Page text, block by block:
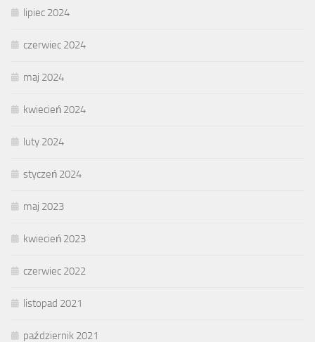
lipiec 2024
czerwiec 2024
maj 2024
kwiecień 2024
luty 2024
styczeń 2024
maj 2023
kwiecień 2023
czerwiec 2022
listopad 2021
październik 2021